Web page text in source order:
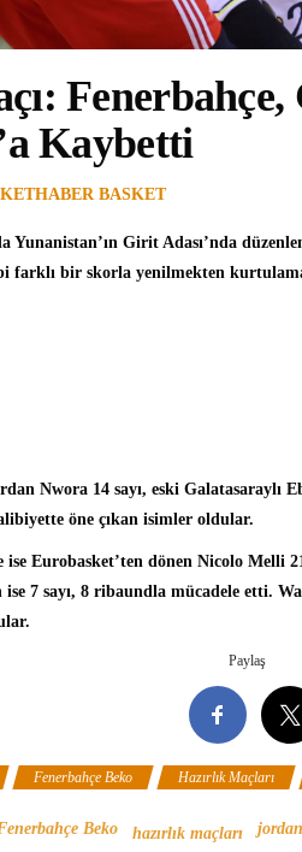
Kaybetti
BASKET
Yunanistan’ın Girit Adası’nda
farklı bir skorla yenilmekten
Nwora 14 sayı, eski Galatasaraylı
öne çıkan isimler oldular.
ise Eurobasket’ten dönen Nicolo
7 sayı, 8 ribaundla mücadele etti.
Paylaş
Fenerbahçe Beko Hazırlık Maçları
Beko hazırlık maçları